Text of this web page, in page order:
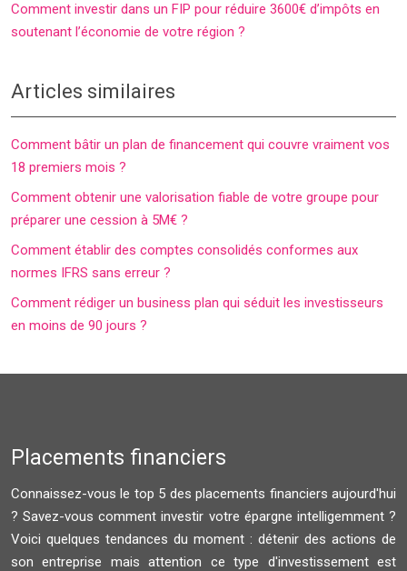
Comment investir dans un FIP pour réduire 3600€ d’impôts en
soutenant l’économie de votre région ?
Articles similaires
Comment bâtir un plan de financement qui couvre vraiment vos
18 premiers mois ?
Comment obtenir une valorisation fiable de votre groupe pour
préparer une cession à 5M€ ?
Comment établir des comptes consolidés conformes aux
normes IFRS sans erreur ?
Comment rédiger un business plan qui séduit les investisseurs
en moins de 90 jours ?
Placements financiers
Connaissez-vous le top 5 des placements financiers aujourd'hui
? Savez-vous comment investir votre épargne intelligemment ?
Voici quelques tendances du moment : détenir des actions de
son entreprise mais attention ce type d'investissement est